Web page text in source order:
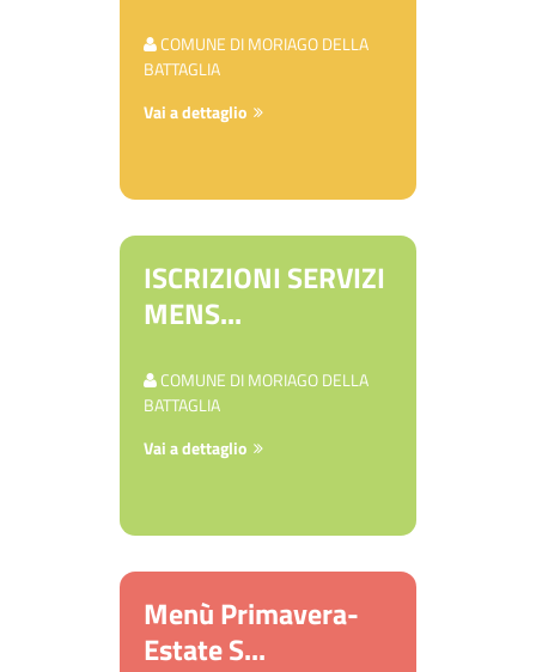
COMUNE DI MORIAGO DELLA
BATTAGLIA
Vai a dettaglio
ISCRIZIONI SERVIZI
MENS...
COMUNE DI MORIAGO DELLA
BATTAGLIA
Vai a dettaglio
Menù Primavera-
Estate S...